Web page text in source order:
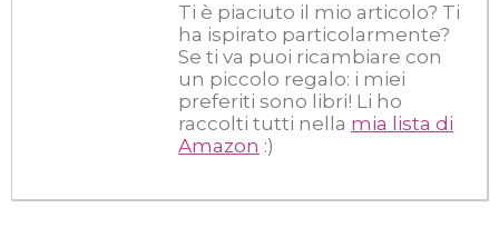
Ti è piaciuto il mio articolo? Ti
ha ispirato particolarmente?
Se ti va puoi ricambiare con
un piccolo regalo: i miei
preferiti sono libri! Li ho
raccolti tutti nella mia lista di
Amazon :)